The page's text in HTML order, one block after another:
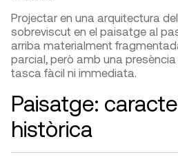
Projectar en una arquitectura
sobreviscut en el paisatge al
arriba materialment
parcial, però amb una
tasca fàcil ni immediata.
Paisatge:
històrica